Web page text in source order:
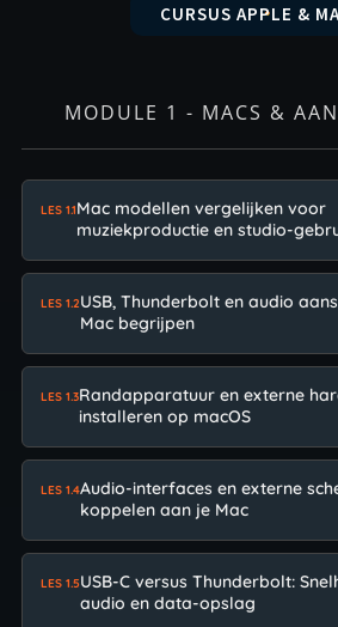
CURSUS APPLE &
MODULE 1 - MACS &
LES 1.1Mac modellen vergelijken voor
muziekproductie en studio-
LES 1.2USB, Thunderbolt en audio
Mac begrijpen
LES 1.3Randapparatuur en externe
installeren op macOS
LES 1.4Audio-interfaces en externe
koppelen aan je Mac
LES 1.5USB-C versus Thunderbolt:
audio en data-opslag